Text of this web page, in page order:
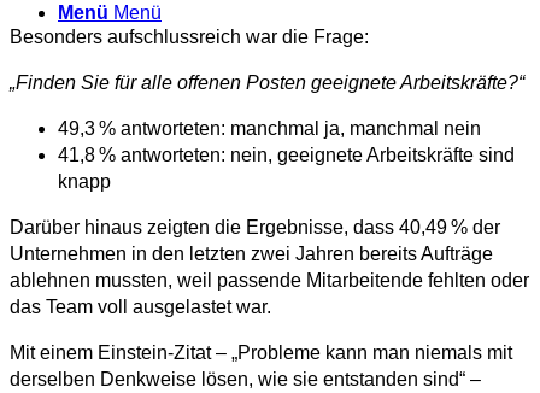
Menü Menü
Besonders aufschlussreich war die Frage:
„Finden Sie für alle offenen Posten geeignete Arbeitskräfte?“
49,3 % antworteten: manchmal ja, manchmal nein
41,8 % antworteten: nein, geeignete Arbeitskräfte sind
knapp
Darüber hinaus zeigten die Ergebnisse, dass 40,49 % der
Unternehmen in den letzten zwei Jahren bereits Aufträge
ablehnen mussten, weil passende Mitarbeitende fehlten oder
das Team voll ausgelastet war.
Mit einem Einstein-Zitat – „Probleme kann man niemals mit
derselben Denkweise lösen, wie sie entstanden sind“ –